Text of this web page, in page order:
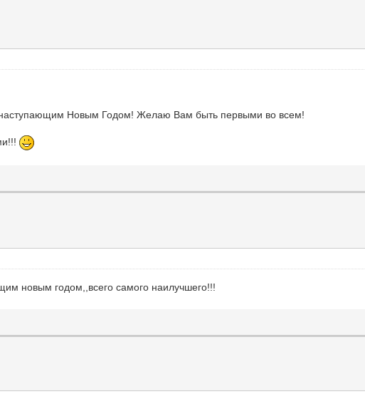
наступающим Новым Годом! Желаю Вам быть первыми во всем!
новым годом,,всего самого наилучшего!!!